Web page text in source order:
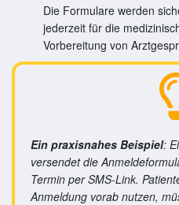
Die Formulare werden
jederzeit für die
Vorbereitung von
Ein praxisnahes Beispiel:
versendet die
Termin per SMS-Link.
Anmeldung vorab nutzen,